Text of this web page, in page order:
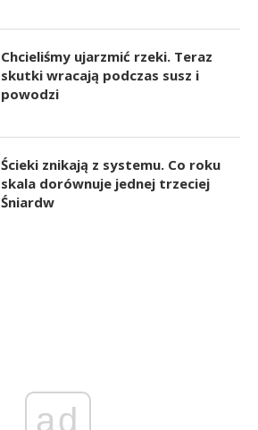
Chcieliśmy ujarzmić rzeki. Teraz
skutki wracają podczas susz i
powodzi
Ścieki znikają z systemu. Co roku
skala dorównuje jednej trzeciej
Śniardw
ad